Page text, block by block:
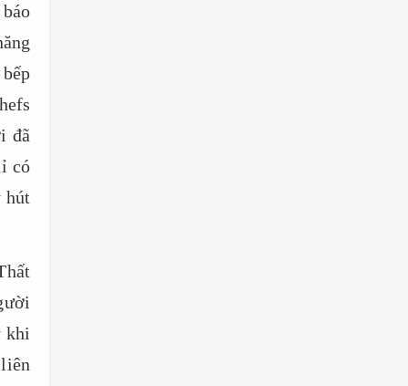
đã
có
hút
khi